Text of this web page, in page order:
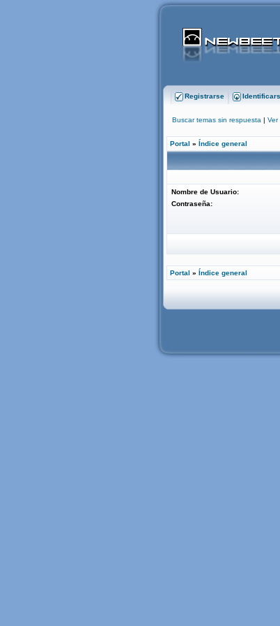
Registrarse
Buscar temas sin respuesta | Ver
Portal » Índice general
Nombre de Usuario:
Contraseña:
Portal » Índice general